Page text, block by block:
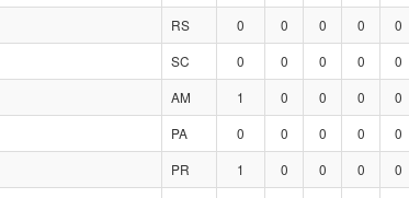
RS 0 0 0 0 0
SC 0 0 0 0 0
AM 1 0 0 0 0
PA 0 0 0 0 0
PR 1 0 0 0 0